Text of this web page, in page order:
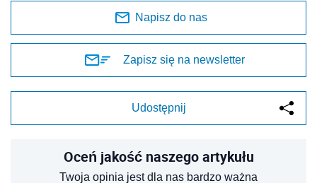
Napisz do nas
Zapisz się na newsletter
Udostępnij
Oceń jakość naszego artykułu
Twoja opinia jest dla nas bardzo ważna